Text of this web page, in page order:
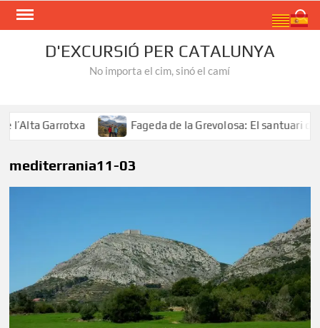
Skip
D'EXCURSIÓ PER CATALUNYA
No importa el cim, sinó el camí
Garrotxa Fageda de la Grevolosa: El santuari dels
mediterrania11-03